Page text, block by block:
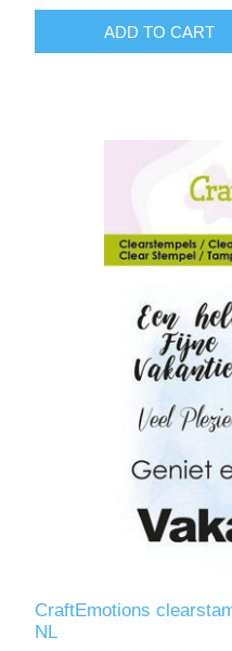
ADD TO CART
CraftEmotions
NL